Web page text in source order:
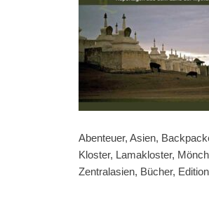
Abenteuer, Asien,
Kloster, Lamakloster,
Zentralasien, Bücher,